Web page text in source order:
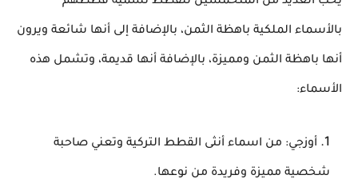
بالأسماء الملكية باهظة الثمن، بالإضافة إلى أنها شائعة ويرون
أنها باهظة الثمن ومميزة، بالإضافة أنها قديمة، وتشمل هذه
الأسماء:
أوزجي: من اسماء أنثى القطط التركية وتعني صاحبة
شخصية مميزة وفريدة من نوعها.